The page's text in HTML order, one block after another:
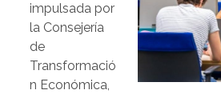
impulsada por
la Consejería
de
Transformació
n Económica,